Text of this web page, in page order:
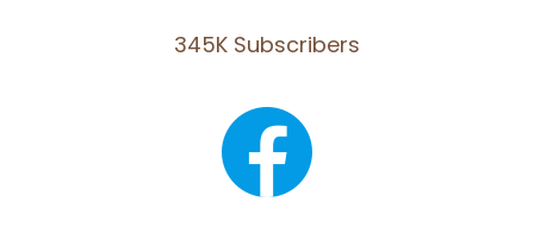
345K Subscribers